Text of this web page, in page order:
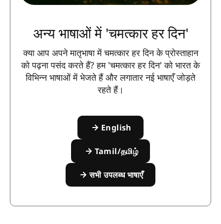
अन्य भाषाओं में 'चमत्कार हर दिन'
क्या आप अपने मातृभाषा में चमत्कार हर दिन के प्रोस्ताहान
को पढ़ना पसंद करते हैं? हम 'चमत्कार हर दिन' को भारत के
विभिन्न भाषाओं में भेजते हैं और लगातार नई भाषाएँ जोड़ते
रहते हैं।
English
Tamil/தமிழ்
सभी उपलब्ध भाषाएँ